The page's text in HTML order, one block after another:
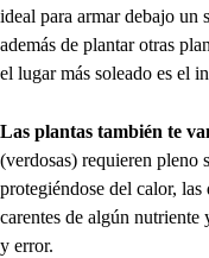
ideal para armar debajo un
además de plantar otras
el lugar más soleado es el
Las plantas también te
(verdosas) requieren pleno
protegiéndose del calor, las
carentes de algún nutriente
y error.